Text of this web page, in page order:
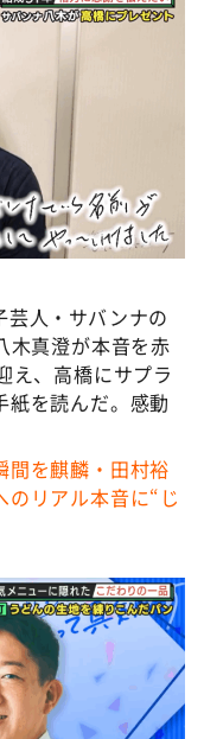
でやねん！？」
る？～
人・サバンナの
木真澄が本音を赤
、高橋にサプラ
紙を読んだ。感動
間を麒麟・田村裕
リアル本⾳に“じ